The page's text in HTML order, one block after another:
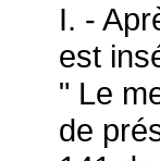
I. -
est
" Le
de